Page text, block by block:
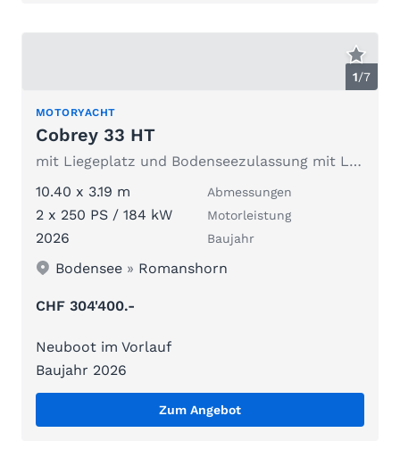
1/7
MOTORYACHT
Cobrey 33 HT
mit Liegeplatz und Bodenseezulassung mit Liegeplatz
10.40 x 3.19 m
Abmessungen
2 x 250 PS / 184 kW Motorleistung
2026 Baujahr
Bodensee » Romanshorn
CHF 304'400.-
Neuboot im Vorlauf
Baujahr 2026
Zum Angebot